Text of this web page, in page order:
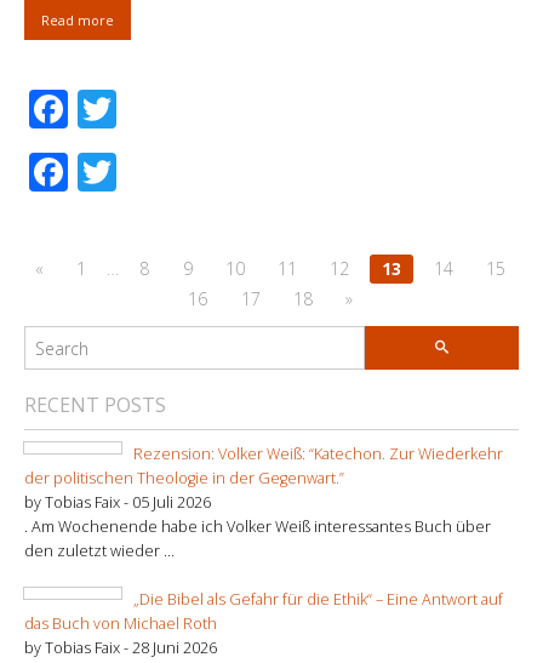
Read more
Facebook
Facebook
« 1 … 8 9 10 11 12 13 14
15
16
17 18 »
RECENT POSTS
Rezension: Volker Weiß: “Katechon. Zur Wiederkehr
der politischen Theologie in der Gegenwart.”
by Tobias Faix - 05 Juli 2026
. Am Wochenende habe ich Volker Weiß interessantes Buch über
den zuletzt wieder ...
„Die Bibel als Gefahr für die Ethik“ – Eine Antwort auf
das Buch von Michael Roth
by Tobias Faix -28 Juni 2026